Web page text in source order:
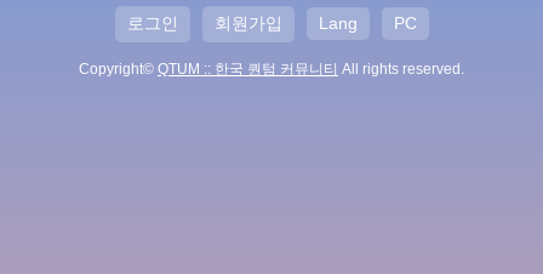
로그인 회원가입 Lang PC
Copyright© QTUM :: 한국 퀀텀 커뮤니티 All rights reserved.